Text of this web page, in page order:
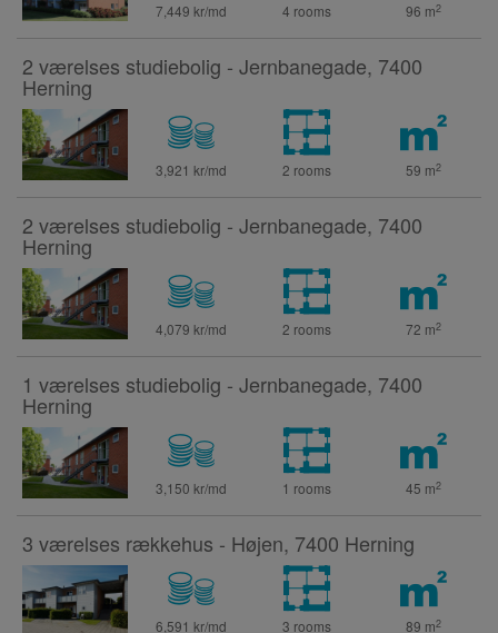
7,449 kr/md 4 rooms 96 m2
2 værelses studiebolig - Jernbanegade, 7400
Herning
3,921 kr/md 2 rooms 59 m2
2 værelses studiebolig - Jernbanegade, 7400
Herning
4,079 kr/md 2 rooms 72 m2
1 værelses studiebolig - Jernbanegade, 7400
Herning
3,150 kr/md 1 rooms 45 m2
3 værelses rækkehus - Højen, 7400 Herning
6,591 kr/md 3 rooms 89 m2